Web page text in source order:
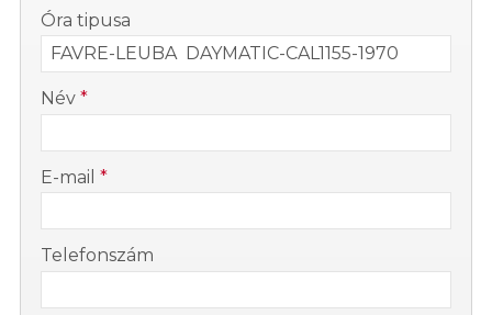
Óra tipusa
Név *
E-mail *
Telefonszám